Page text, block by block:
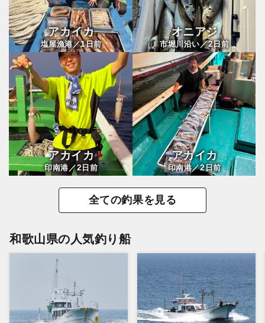
アカイカ
塩屋漁港／1日前
オニアジ
市堀川沿い／2日前
アカイカ
印南港／2 日前
アカイカ
印南港／2日前
全ての釣果を見る
和歌山県の人気釣り船